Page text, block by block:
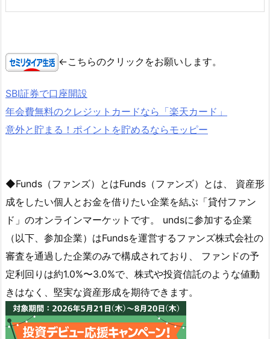
←こちらのクリックをお願いします。
SBI証券で口座開設
年会費無料のクレジットカードなら「楽天カード」
意外と貯まる！ポイントを貯めるならモッピー
◆Funds（ファンズ）とはFunds（ファンズ）とは、 資産形
成をしたい個人とお金を借りたい企業を結ぶ「貸付ファン
ド」のオンラインマーケットです。 undsに参加する企業
（以下、参加企業）はFundsを運営するファンズ株式会社の
審査を通過した企業のみで構成されており、 ファンドの予
定利回りは約1.0%〜3.0%で、株式や投資信託のような値動
きはなく、堅実な資産形成を期待できます。